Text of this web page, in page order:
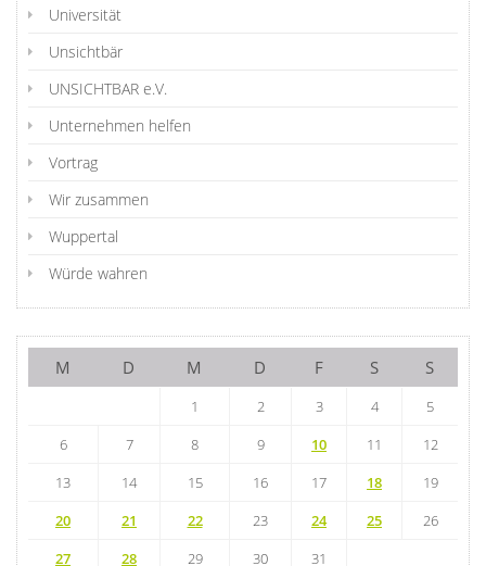
Universität
Unsichtbär
UNSICHTBAR e.V.
Unternehmen helfen
Vortrag
Wir zusammen
Wuppertal
Würde wahren
M D M D F S S
1 2 3 4
5
6
7 8 9 10 11
12
13
14 15 16 17 18
19
20
21 22 23 24 25
26
27
28 29 30 31